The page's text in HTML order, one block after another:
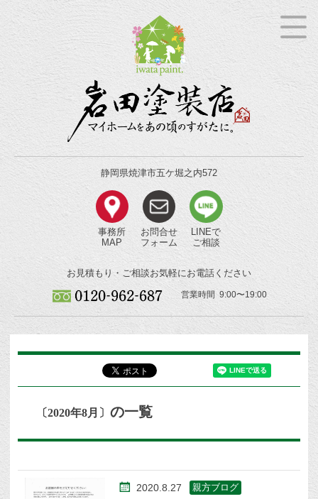
静岡県焼津市五ケ堀之内572
事務所
MAP
お問合せ
フォーム
LINEで
ご相談
お見積もり・ご相談お気軽にお電話ください
営業時間 9:00〜19:00
〔2020年8月〕の一覧
2020.8.27 親方ブログ